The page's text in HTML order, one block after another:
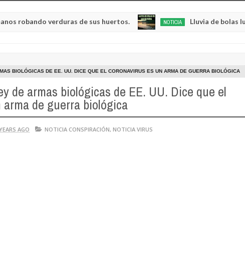
verduras de sus huertos. NOTICIA Lluvia de bolas luminosas
BIOLÓGICAS DE EE. UU. DICE QUE EL CORONAVIRUS ES UN ARMA DE GUERRA BIOLÓGICA
de armas biológicas de EE. UU. Dice que el
de guerra biológica
AGO NOTICIA CONSPIRACIÓN, NOTICIA VIRUS